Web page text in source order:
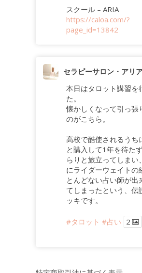
スクール – ARIA
https://caloa.com/?
page_id=13842
セラピーサロン・アリ
本日はタロット講習を
た。
懐かしくなって引っ張
のがこちら。
高校で酷使されるうち
と購入して1年を待た
らりと旅立ってしまい
にライダーウェイトの
とんどない占い師が出
てしまったという、伝
ッキです。
#タロット #占い 2